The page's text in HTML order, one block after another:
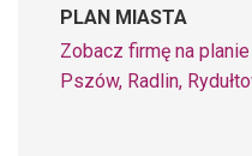
PLAN MIASTA
Zobacz firmę na
Pszów, Radlin,